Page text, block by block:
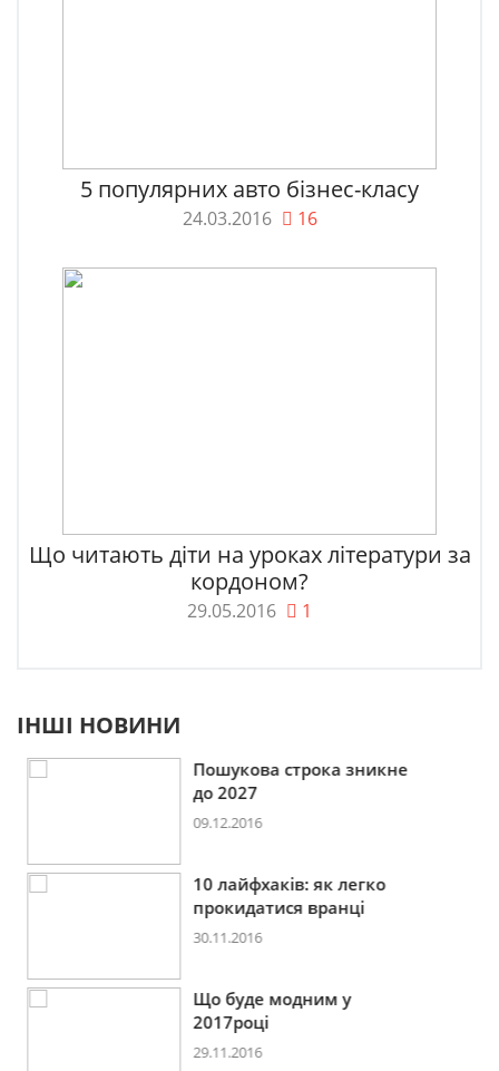
5 популярних авто бізнес-класу
24.03.2016 16
Що читають діти на уроках літератури за
кордоном?
29.05.2016 1
ІНШІ НОВИНИ
Пошукова строка зникне
до 2027
09.12.2016
10 лайфхаків: як легко
прокидатися вранці
30.11.2016
Що буде модним у
2017році
29.11.2016